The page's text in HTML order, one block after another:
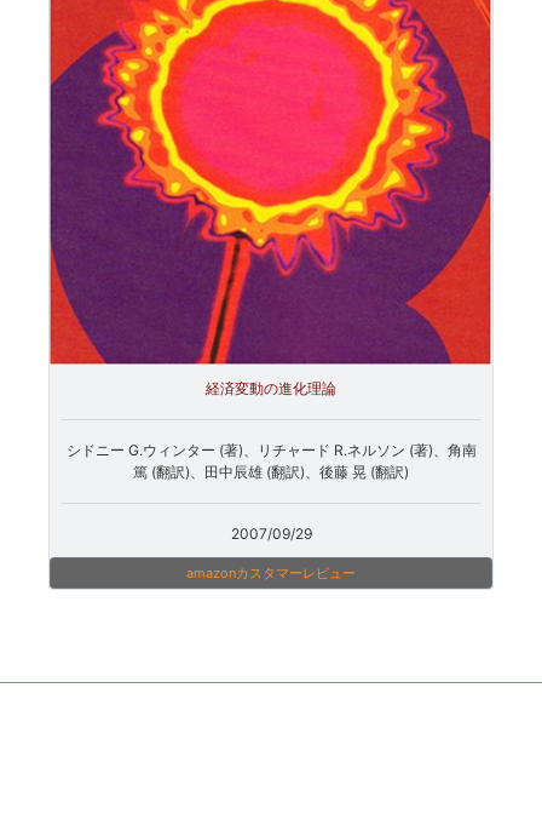
経済変動の進化理論
シドニー G.ウィンター (著)、リチャード R.ネルソン (著)、角南
篤 (翻訳)、田中辰雄 (翻訳)、後藤 晃 (翻訳)
2007/09/29
amazonカスタマーレビュー